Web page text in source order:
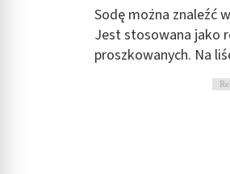
Sodę można znaleźć
Jest stosowana jako
proszkowanych. Na
Reklama / śledzenie